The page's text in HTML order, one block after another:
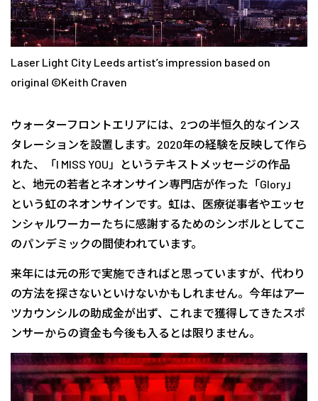
Laser Light City Leeds artist’s impression based on
original ©︎Keith Craven
ウォーターフロントエリアには、2つの半恒久的なインス
タレーションを設置します。2020年の経験を反映して作ら
れた、「I MISS YOU」というテキストメッセージの作品
と、地元の若者とネオンサイン専門店が作った「Glory」
という虹のネオンサインです。虹は、医療従事者やエッセ
ンシャルワーカーたちに感謝するためのシンボルとしてこ
のパンデミックの間使われています。
来年には元の形で実施できればと思っていますが、代わり
の方法を探さないといけないかもしれません。今年はアー
ツカウンシルの助成金が出ず、これまで獲得してきたスポ
ンサーからの資金も今後も入るとは限りません。